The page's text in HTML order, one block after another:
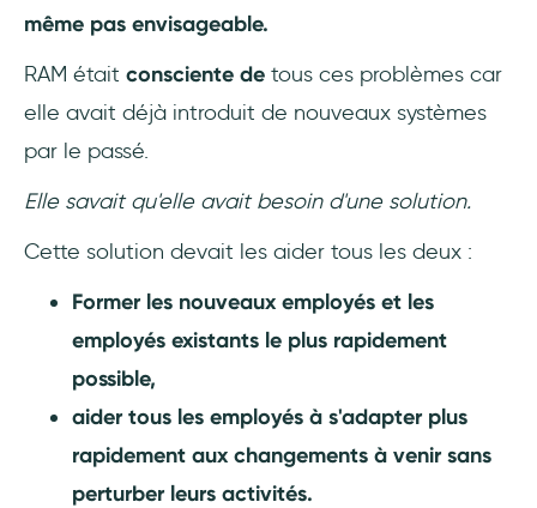
même pas envisageable.
RAM était consciente de tous ces problèmes car
elle avait déjà introduit de nouveaux systèmes
par le passé.
Elle savait qu'elle avait besoin d'une solution.
Cette solution devait les aider tous les deux :
Former les nouveaux employés et les
employés existants le plus rapidement
possible,
aider tous les employés à s'adapter plus
rapidement aux changements à venir sans
perturber leurs activités.